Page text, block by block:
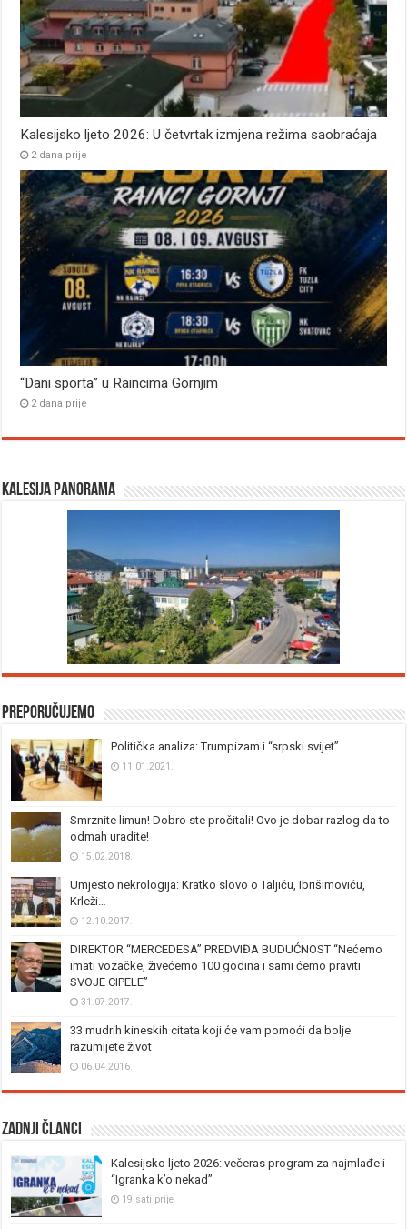
Kalesijsko ljeto 2026: U četvrtak izmjena režima saobraćaja
2 dana prije
“Dani sporta” u Raincima Gornjim
2 dana prije
Kalesija panorama
Preporučujemo
Politička analiza: Trumpizam i “srpski svijet”
11.01.2021.
Smrznite limun! Dobro ste pročitali! Ovo je dobar razlog da to
odmah uradite!
15.02.2018.
Umjesto nekrologija: Kratko slovo o Taljiću, Ibrišimoviću,
Krleži…
12.10.2017.
DIREKTOR “MERCEDESA” PREDVIĐA BUDUĆNOST “Nećemo
imati vozačke, živećemo 100 godina i sami ćemo praviti
SVOJE CIPELE”
31.07.2017.
33 mudrih kineskih citata koji će vam pomoći da bolje
razumijete život
06.04.2016.
Zadnji članci
Kalesijsko ljeto 2026: večeras program za najmlađe i
“Igranka k’o nekad”
19 sati prije